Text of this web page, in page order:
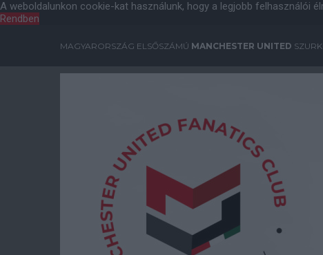
A weboldalunkon cookie-kat használunk, hogy a legjobb felhasználói
Rendben
MAGYARORSZÁG ELSŐSZÁMÚ MANCHESTER UNITED